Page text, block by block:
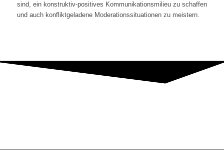
sind, ein konstruktiv-positives Kommunikationsmilieu zu schaffen
und auch konfliktgeladene Moderationssituationen zu meistern.